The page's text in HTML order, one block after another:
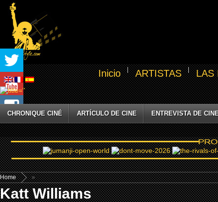
Inicio ARTISTAS LAS
CHRONIQUE CINÉ ARTÍCULO DE CINE ENTREVISTA DE
Home »
Katt Williams